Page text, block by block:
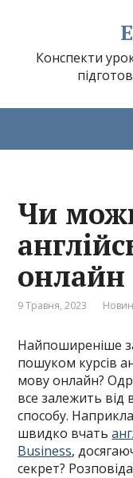
Конспекти
Чи
онлайн
9 Травня, 2023
Найпоширеніше
пошуком курсів
мову онлайн?
все залежить від
способу.
швидко вчать
Business,
секрет?